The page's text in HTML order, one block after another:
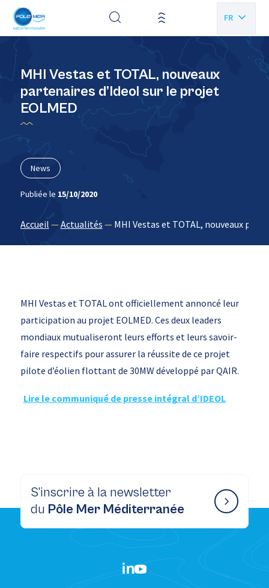
FR
EN
MHI Vestas et TOTAL, nouveaux
partenaires d’Ideol sur le projet
EOLMED
News
Publiée le 15/10/2020
Accueil —Actualités — MHI Vestas et TOTAL, nouveaux
MHI Vestas et TOTAL ont officiellement annoncé leur
participation au projet EOLMED. Ces deux leaders
mondiaux mutualiseront leurs efforts et leurs savoir-
faire respectifs pour assurer la réussite de ce projet
pilote d’éolien flottant de 30MW développé par QAIR.
Lire le communiqué de presse intégral d’IDEOL
S’inscrire à la newsletter
du Pôle Mer Méditerranée
Panneau de gestion des cookies